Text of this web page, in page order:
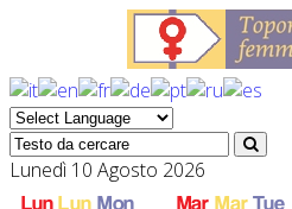
Lunedì 10 Agosto 2026